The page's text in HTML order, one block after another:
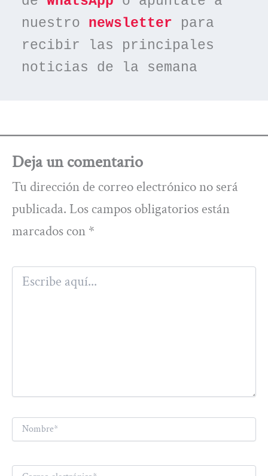
nuestro newsletter para
recibir las principales
noticias de la semana
Deja un comentario
Tu dirección de correo electrónico no será
publicada. Los campos obligatorios están
marcados con *
Escribe
aquí...
Nombre*
Correo